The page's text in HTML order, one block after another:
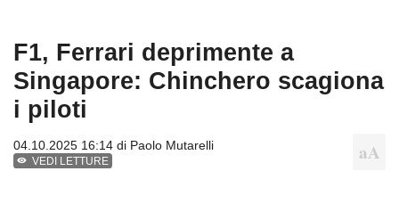
F1, Ferrari deprimente a
Singapore: Chinchero scagiona
i piloti
04.10.2025 16:14 di Paolo Mutarelli
VEDI LETTURE